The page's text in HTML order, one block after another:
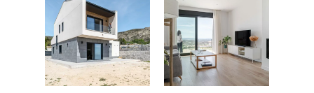
Fotografía de Interiores
Vivienda
Hoteles /
Fotografía Residencial
Fotografía Fase de
DRON
PERSONAL
PUBLICACIONES